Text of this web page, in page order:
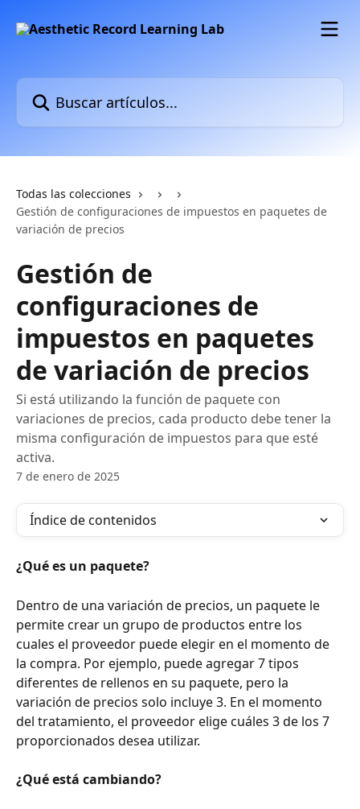
Buscar artículos...
Todas las colecciones
Gestión de configuraciones de impuestos en paquetes de
variación de precios
Gestión de
configuraciones de
impuestos en paquetes
de variación de precios
Si está utilizando la función de paquete con
variaciones de precios, cada producto debe tener la
misma configuración de impuestos para que esté
activa.
7 de enero de 2025
Índice de contenidos
¿Qué es un paquete?
Dentro de una variación de precios, un paquete le
permite crear un grupo de productos entre los
cuales el proveedor puede elegir en el momento de
la compra. Por ejemplo, puede agregar 7 tipos
diferentes de rellenos en su paquete, pero la
variación de precios solo incluye 3. En el momento
del tratamiento, el proveedor elige cuáles 3 de los 7
proporcionados desea utilizar.
¿Qué está cambiando?